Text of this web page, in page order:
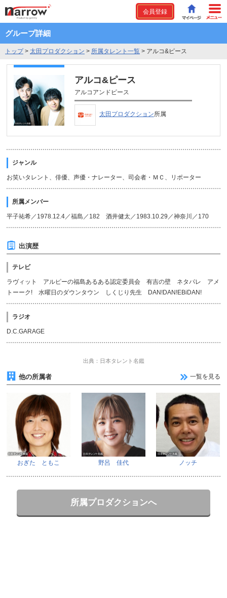
会員登録
グループ詳細
トップ> 太田プロダクション > 所属タレント一覧 > アルコ&ピース
アルコ&ピース
アルコアンドピース
太田プロダクション所属
ジャンル
お笑いタレント、俳優、声優・ナレーター、司会者・ＭＣ、リポーター
所属メンバー
平子祐希／1978.12.4／福島／182 酒井健太／1983.10.29／神奈川／170
出演歴
テレビ
ラヴィット アルピーの福島あるある認定委員会 有吉の壁 ネタパレ アメ
トーーク! 水曜日のダウンタウン しくじり先生 DAN!DAN!EBiDAN!
ラジオ
D.C.GARAGE
出典：日本タレント名鑑
他の所属者 一覧を見る
おぎた ともこ 野呂 佳代 ノッチ
所属プロダクションへ